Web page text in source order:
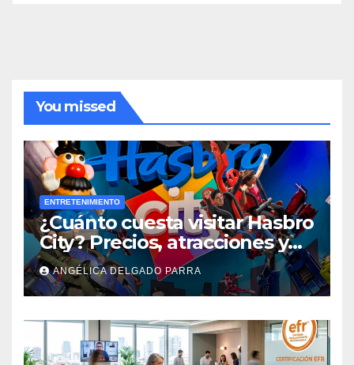
You missed
ENTRETENIMIENTO
¿Cuánto cuesta visitar Hasbro
City? Precios, atracciones y
actividades de Summer Fest
ANGÉLICA DELGADO PARRA